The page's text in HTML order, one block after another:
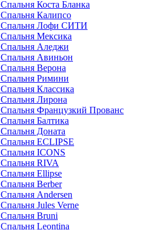
Спальня Коста Бланка
Спальня Калипсо
Спальня Лофи СИТИ
Спальня Мексика
Спальня Аледжи
Спальня Авиньон
Спальня Верона
Спальня Римини
Спальня Классика
Спальня Лирона
Спальня Французкий Прованс
Спальня Балтика
Спальня Доната
Спальня ECLIPSE
Спальня ICONS
Спальня RIVA
Спальня Ellipse
Спальня Berber
Спальня Andersen
Спальня Jules Verne
Спальня Bruni
Спальня Leontina